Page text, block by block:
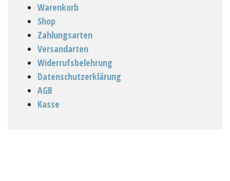
Warenkorb
Shop
Zahlungsarten
Versandarten
Widerrufsbelehrung
Datenschutzerklärung
AGB
Kasse